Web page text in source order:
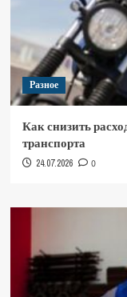
Разное
Как снизить
транспорта
24.07.2026 0